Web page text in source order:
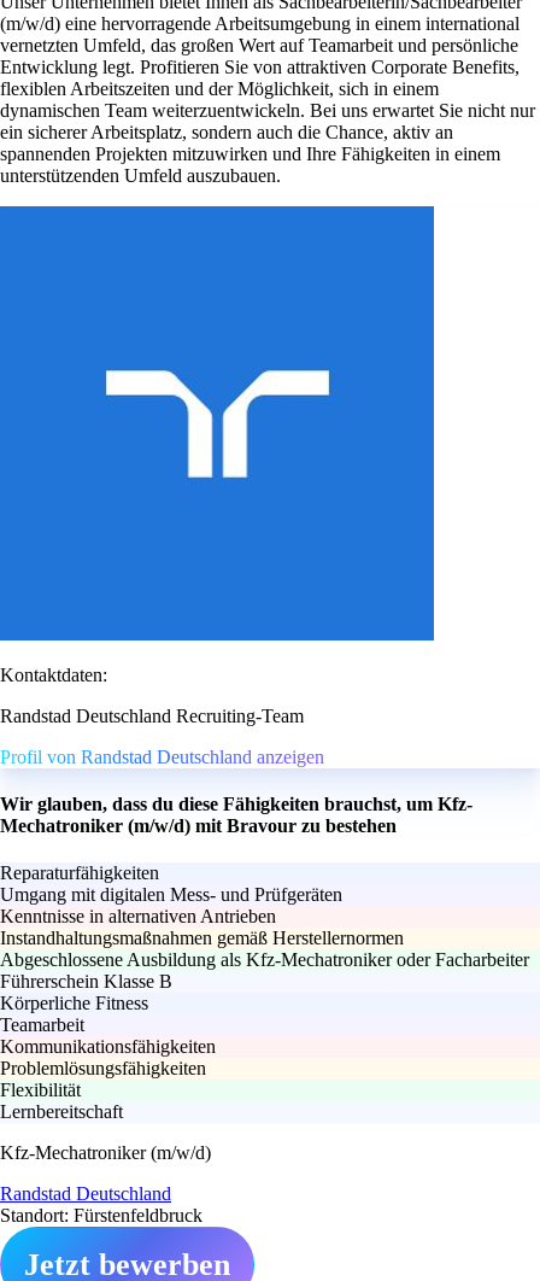
(m/w/d) eine hervorragende Arbeitsumgebung in einem international
vernetzten Umfeld, das großen Wert auf Teamarbeit und persönliche
Entwicklung legt. Profitieren Sie von attraktiven Corporate Benefits,
flexiblen Arbeitszeiten und der Möglichkeit, sich in einem
dynamischen Team weiterzuentwickeln. Bei uns erwartet Sie nicht nur
ein sicherer Arbeitsplatz, sondern auch die Chance, aktiv an
spannenden Projekten mitzuwirken und Ihre Fähigkeiten in einem
unterstützenden Umfeld auszubauen.
Kontaktdaten:
Randstad Deutschland Recruiting-Team
Profil von Randstad Deutschland anzeigen
Wir glauben, dass du diese Fähigkeiten brauchst, um Kfz-
Mechatroniker (m/w/d) mit Bravour zu bestehen
Reparaturfähigkeiten
Umgang mit digitalen Mess- und Prüfgeräten
Kenntnisse in alternativen Antrieben
Instandhaltungsmaßnahmen gemäß Herstellernormen
Abgeschlossene Ausbildung als Kfz-Mechatroniker oder Facharbeiter
Führerschein Klasse B
Körperliche Fitness
Teamarbeit
Kommunikationsfähigkeiten
Problemlösungsfähigkeiten
Flexibilität
Lernbereitschaft
Kfz-Mechatroniker (m/w/d)
Randstad Deutschland
Standort: Fürstenfeldbruck
Jetzt bewerben